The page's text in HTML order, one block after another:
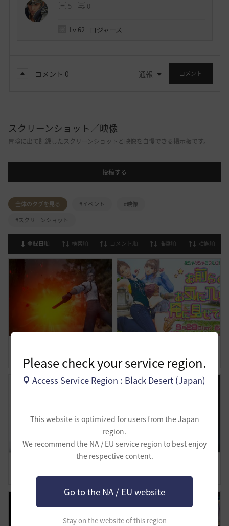
Please check your service region.
Access Service Region : Black Desert (Japan)
This website is optimized for users from the Japan
region.
We recommend the NA / EU service region to best enjoy
the respective content.
Go to the NA / EU website
Stay on the website of this region
5 0
Lv 62 ロジャース
コメント 0 通報 コメント
スクリーンショット／映像
冒険に出て記録したスクリーンショットと映像を自慢できる掲示板です。
投稿する
全体のタグを見る #イベント
#映像
#スクリーンショット
登録日順 検索順 コメント順 推奨順 話題順
1 0 3 0
わたしの旅路-覚醒ノヴァ
0
美容の時間
0 0